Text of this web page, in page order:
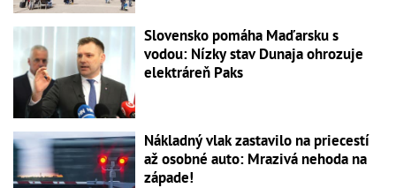
Slovensko pomáha Maďarsku s
vodou: Nízky stav Dunaja ohrozuje
elektráreň Paks
Nákladný vlak zastavilo na priecestí
až osobné auto: Mrazivá nehoda na
západe!